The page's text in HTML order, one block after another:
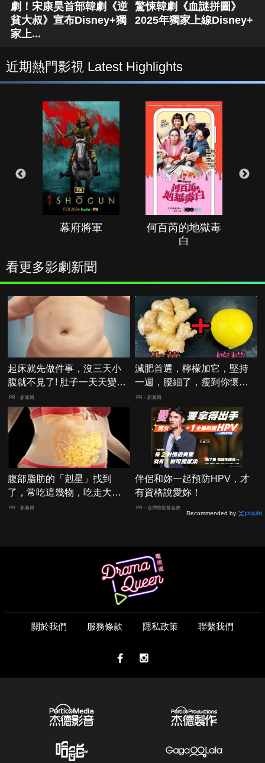
劇！宋康昊首部韓劇《逆
貧大叔》宣布Disney+獨
家上...
驚悚韓劇《血謎拼圖》
2025年獨家上線Disney+
近期熱門影視 Latest Highlights
幕府將軍
何百芮的地獄毒
白
看更多影劇新聞
起床就先做件事，沒三天小
腹就不見了! 肚子一天天變
小！
PR・新素簡
減肥首選，檸檬加它，堅持
一週，腰細了，瘦到你懷疑
人生
PR・新素簡
腹部脂肪的「剋星」找到
了，常吃這幾物，吃走大肚
囊，瘦出小蠻腰
PR・新素簡
伴侶和妳一起預防HPV，才
有資格說愛妳！
PR・台灣癌症基金會
Recommended by
關於我們 服務條款 隱私政策 聯繫我們